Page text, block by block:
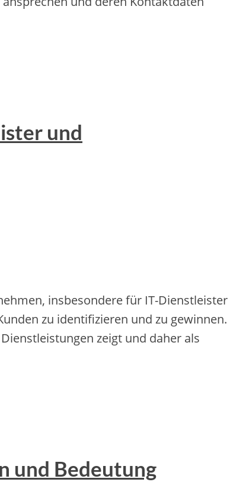
und
insbesondere für IT-Dienstleister
zu identifizieren und zu gewinnen.
zeigt und daher als
und Bedeutung